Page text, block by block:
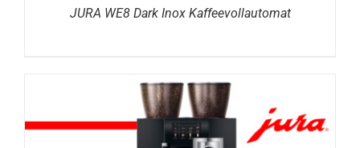
JURA WE8 Dark Inox Kaffeevollautomat